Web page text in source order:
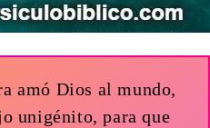
amó Dios al mundo,
unigénito, para que